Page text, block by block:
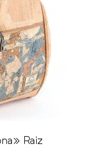
Raiz